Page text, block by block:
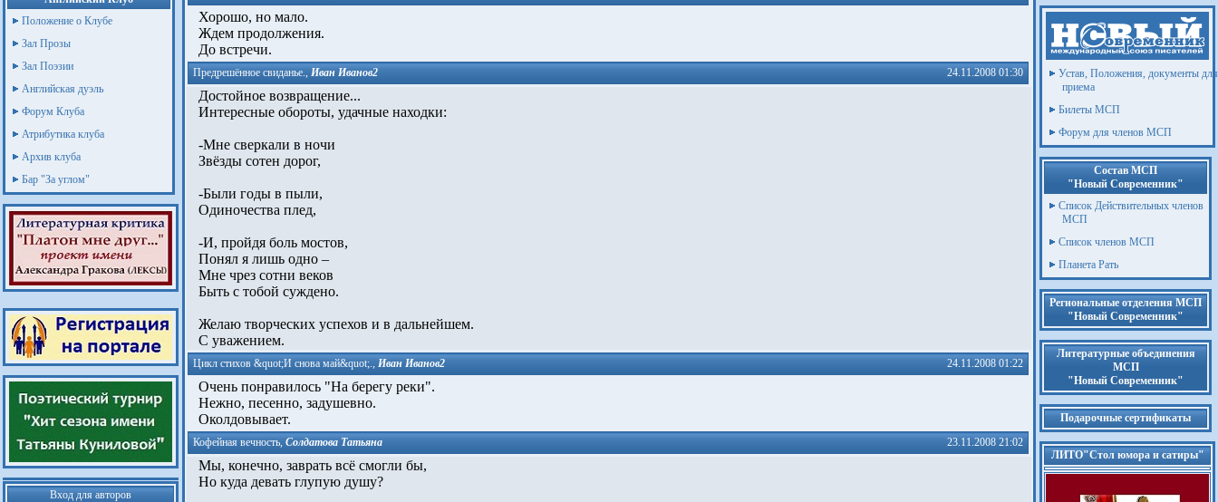
Положение о Клубе
Зал Прозы
Зал Поэзии
Английская дуэль
Форум Клуба
Атрибутика клуба
Архив клуба
Бар "За углом"
Вход для авторов
Хорошо, но мало.
Ждем продолжения.
До встречи.
Предрешённое свиданье., Иван Иванов2 24.11.2008 01:30
Достойное возвращение...
Интересные обороты, удачные находки:
-Мне сверкали в ночи
Звёзды сотен дорог,
-Были годы в пыли,
Одиночества плед,
-И, пройдя боль мостов,
Понял я лишь одно –
Мне чрез сотни веков
Быть с тобой суждено.
Желаю творческих успехов и в дальнейшем.
С уважением.
Цикл стихов &quot;И снова май&quot;., Иван Иванов2 24.11.2008 01:22
Очень понравилось "На берегу реки".
Нежно, песенно, задушевно.
Околдовывает.
Кофейная вечность, Солдатова Татьяна 23.11.2008 21:02
Мы, конечно, заврать всё смогли бы,
Но куда девать глупую душу?
Устав, Положения, документы для
приема
Билеты МСП
Форум для членов МСП
Состав МСП
"Новый Современник"
Список Действительных членов
МСП
Список членов МСП
Планета Рать
Региональные отделения МСП
"Новый Современник"
Литературные объединения
МСП
"Новый Современник"
Подарочные сертификаты
ЛИТО"Стол юмора и сатиры"